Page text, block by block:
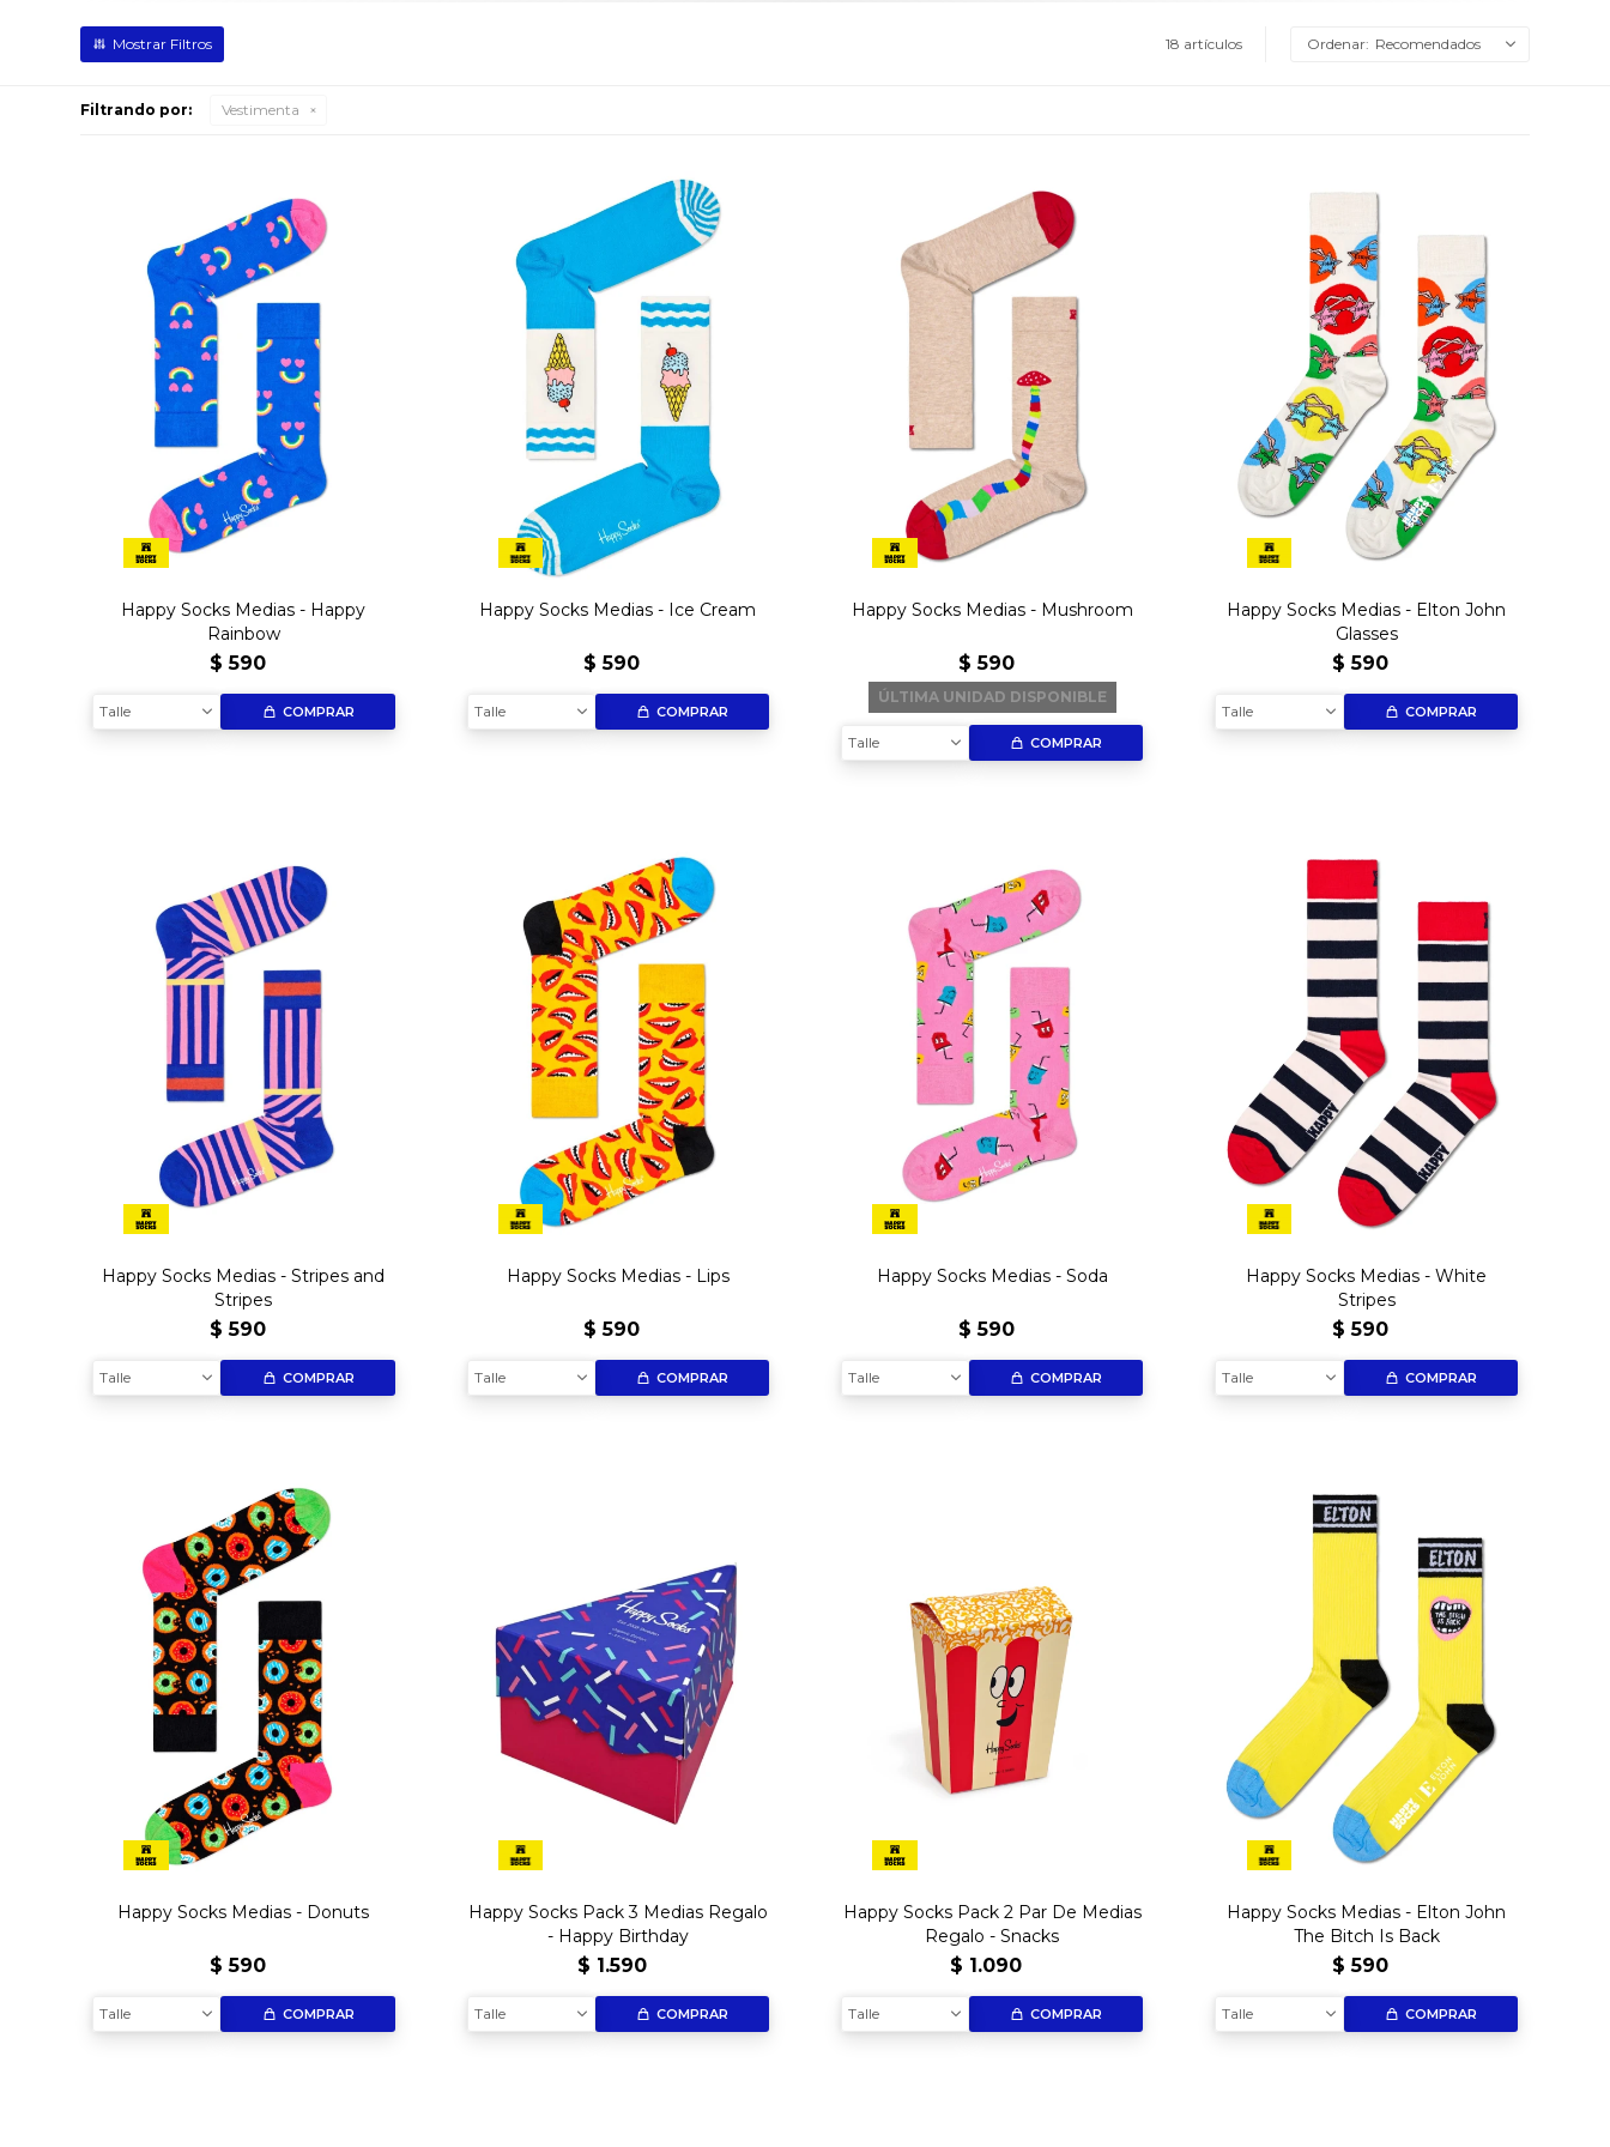
18 artículos Recomendados
Filtrando por: Vestimenta
Happy Socks Medias - Happy
Rainbow
$ 590
Talle COMPRAR
Happy Socks Medias - Ice Cream
$ 590
Talle COMPRAR
Happy Socks Medias - Mushroom
$ 590
ÚLTIMA UNIDAD DISPONIBLE
Talle COMPRAR
Happy Socks Medias - Elton John
Glasses
$ 590
Talle COMPRAR
Happy Socks Medias - Stripes and
Stripes
$ 590
Talle COMPRAR
Happy Socks Medias - Lips
$ 590
Talle COMPRAR
Happy Socks Medias - Soda
$ 590
Talle COMPRAR
Happy Socks Medias - White
Stripes
$ 590
Talle COMPRAR
Happy Socks Medias - Donuts
$ 590
Talle COMPRAR
Happy Socks Pack 3 Medias Regalo
- Happy Birthday
$ 1.590
Talle COMPRAR
Happy Socks Pack 2 Par De Medias
Regalo - Snacks
$ 1.090
Talle COMPRAR
Happy Socks Medias - Elton John
The Bitch Is Back
$ 590
Talle COMPRAR